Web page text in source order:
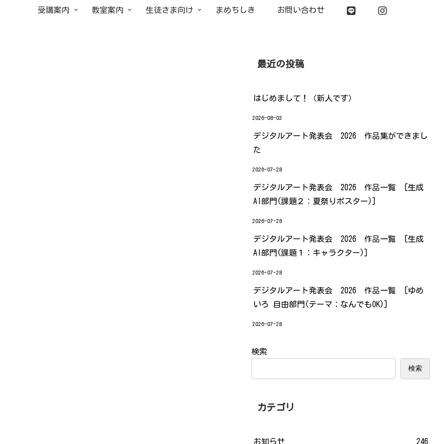
受講案内 教室案内 生徒さま向け まめちしき お問い合わせ
最近の投稿
はじめまして！（新人です）
2026-08-03
デジタルアート発表会 2026 作品集ができまし
た
2026-07-28
デジタルアート発表会 2026 作品一覧 [生成
AI部門(課題２：夏祭りポスター)]
2026-07-28
デジタルアート発表会 2026 作品一覧 [生成
AI部門(課題１：キャラクター)]
2026-07-28
デジタルアート発表会 2026 作品一覧 [ゆめ
いろ 自由部門(テーマ：なんでもOK)]
2026-07-28
検索
検索
カテゴリ
お知らせ 246